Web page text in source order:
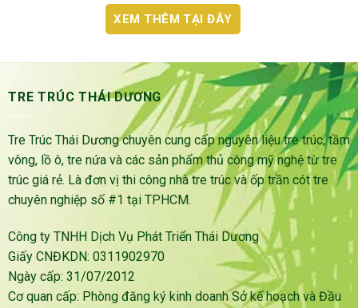
XEM THÊM TẠI ĐÂY
TRE TRÚC THÁI DƯƠNG
Tre Trúc Thái Dương chuyên cung cấp nguyên liệu tre trúc, tầm
vông, lồ ô, tre nứa và các sản phẩm thủ công mỹ nghệ từ tre
trúc giá rẻ. Là đơn vị thi công nhà tre trúc và ốp trần cót tre
chuyên nghiệp số #1 tại TPHCM.
Công ty TNHH Dịch Vụ Phát Triển Thái Dương
Giấy CNĐKDN: 0311902970
Ngày cấp: 31/07/2012
Cơ quan cấp: Phòng đăng ký kinh doanh Sở kế hoạch và Đầu